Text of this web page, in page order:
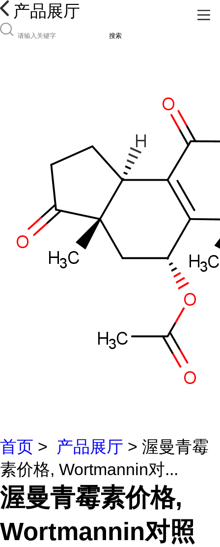
产品展厅
搜索
首页 > 产品展厅 > 渥曼青霉
素价格, Wortmannin对...
渥曼青霉素价格,
Wortmannin对照